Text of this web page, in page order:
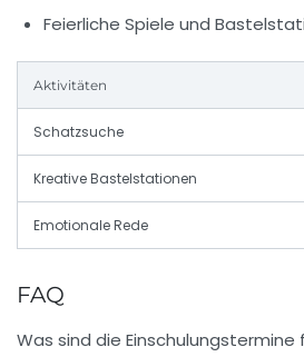
Feierliche Spiele und
Aktivitäten
Schatzsuche
Kreative Bastelstationen
Emotionale Rede
FAQ
Was sind die Einschulungstermine